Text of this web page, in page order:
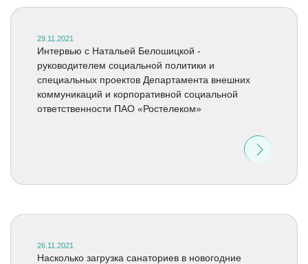
29.11.2021
Интервью c Натальей Белошицкой -
руководителем социальной политики и
специальных проектов Департамента внешних
коммуникаций и корпоративной социальной
ответственности ПАО «Ростелеком»
26.11.2021
Насколько загрузка санаториев в новогодние